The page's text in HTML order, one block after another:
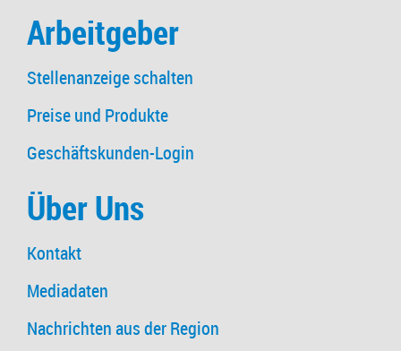
Arbeitgeber
Stellenanzeige schalten
Preise und Produkte
Geschäftskunden-Login
Über Uns
Kontakt
Mediadaten
Nachrichten aus der Region